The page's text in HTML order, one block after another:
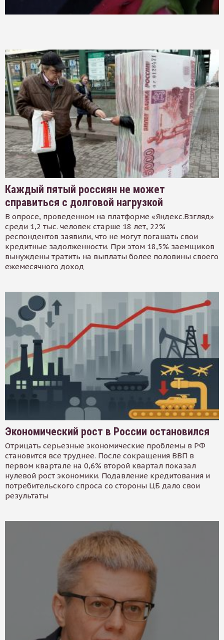
Каждый пятый россиян не может
справиться с долговой нагрузкой
В опросе, проведенном на платформе «Яндекс.Взгляд»
среди 1,2 тыс. человек старше 18 лет, 22%
респондентов заявили, что не могут погашать свои
кредитные задолженности. При этом 18,5% заемщиков
вынуждены тратить на выплаты более половины своего
ежемесячного доход
Экономический рост в России остановился
Отрицать серьезные экономические проблемы в РФ
становится все труднее. После сокращения ВВП в
первом квартале на 0,6% второй квартал показал
нулевой рост экономики. Подавление кредитования и
потребительского спроса со стороны ЦБ дало свои
результаты